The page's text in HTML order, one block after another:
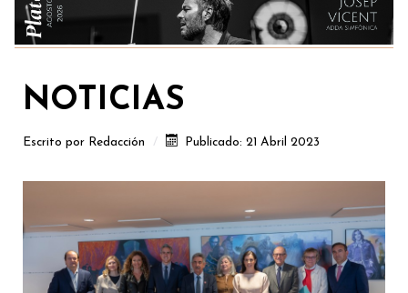
NOTICIAS
Escrito por Redacción Publicado: 21 Abril 2023